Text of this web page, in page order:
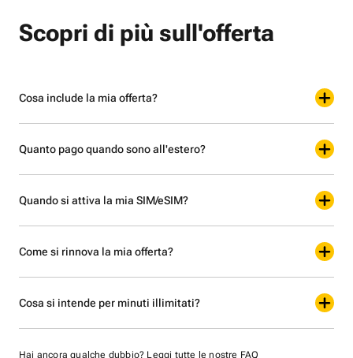
Scopri di più sull'offerta
Cosa include la mia offerta?
Quanto pago quando sono all'estero?
Quando si attiva la mia SIM/eSIM?
Come si rinnova la mia offerta?
Cosa si intende per minuti illimitati?
Hai ancora qualche dubbio? Leggi tutte le nostre FAQ